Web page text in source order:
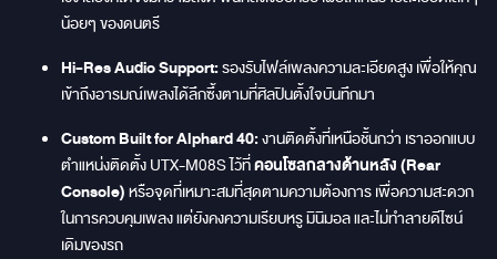
น้อยๆ ของดนตรี
Hi-Res Audio Support:รองรับไฟล์เพลงความละเอียดสูง เพื่อให้คุณ
เข้าถึงอารมณ์เพลงได้ลึกซึ้งตามที่ศิลปินตั้งใจบันทึกมา
Custom Built for Alphard 40:งานติดตั้งที่เหนือชั้นกว่า เราออกแบบ
ตำแหน่งติดตั้ง UTX-M08S ไว้ที่คอนโซลกลางด้านหลัง (Rear
Console)หรือจุดที่เหมาะสมที่สุดตามความต้องการ เพื่อความสะดวก
ในการควบคุมเพลง แต่ยังคงความเรียบหรู มินิมอล และไม่ทำลายดีไซน์
เดิมของรถ